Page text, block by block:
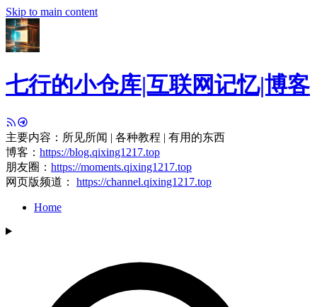
Skip to main content
七行的小仓库|互联网记忆|博客
主要内容：所见所闻 | 各种教程 | 有用的东西
博客： https://blog.qixing1217.top
朋友圈： https://moments.qixing1217.top
网页版频道： https://channel.qixing1217.top
Home